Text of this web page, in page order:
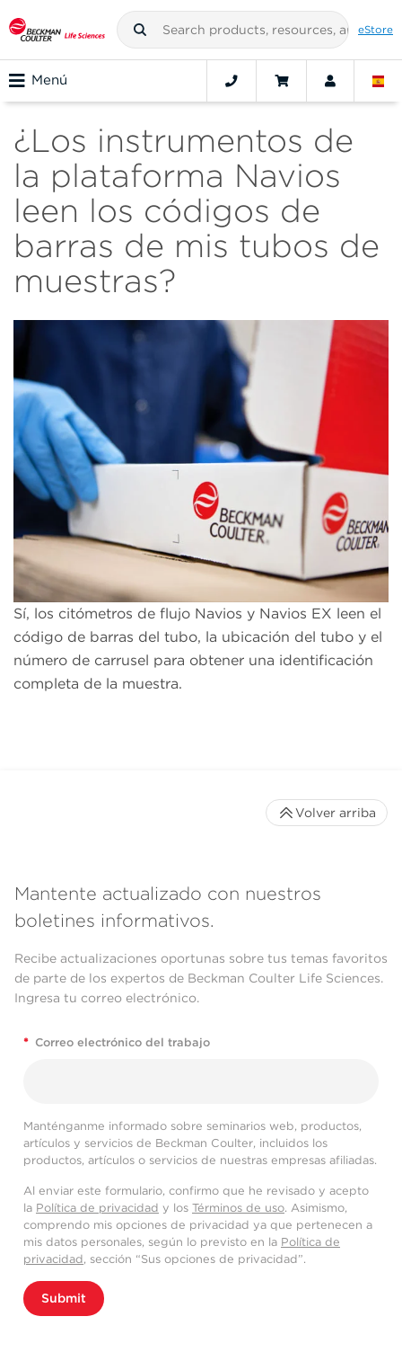
eStore
Menú
¿Los instrumentos de
la plataforma Navios
leen los códigos de
barras de mis tubos de
muestras?
Sí, los citómetros de flujo Navios y Navios EX leen el
código de barras del tubo, la ubicación del tubo y el
número de carrusel para obtener una identificación
completa de la muestra.
Mantente actualizado con nuestros
boletines informativos.
Recibe actualizaciones oportunas sobre tus temas favoritos
de parte de los expertos de Beckman Coulter Life Sciences.
Ingresa tu correo electrónico.
* Correo electrónico del trabajo
Manténganme informado sobre seminarios web, productos,
artículos y servicios de Beckman Coulter, incluidos los
productos, artículos o servicios de nuestras empresas afiliadas.
Al enviar este formulario, confirmo que he revisado y acepto
la Política de privacidad y los Términos de uso. Asimismo,
comprendo mis opciones de privacidad ya que pertenecen a
mis datos personales, según lo previsto en la Política de
privacidad, sección “Sus opciones de privacidad”.
Submit
Volver arriba